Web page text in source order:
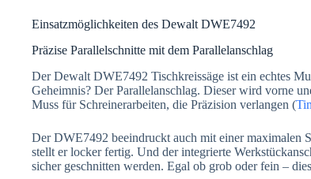
Einsatzmöglichkeiten des Dewalt DWE7492
Präzise Parallelschnitte mit dem Parallelanschlag
Der Dewalt DWE7492 Tischkreissäge ist ein echtes
Geheimnis? Der Parallelanschlag. Dieser wird vorne
Muss für Schreinerarbeiten, die Präzision verlangen (
Der DWE7492 beeindruckt auch mit einer maximalen
stellt er locker fertig. Und der integrierte
sicher geschnitten werden. Egal ob grob oder fein –